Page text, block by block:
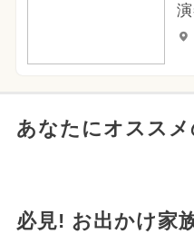
あなたにオススメ
必見! お出かけ家